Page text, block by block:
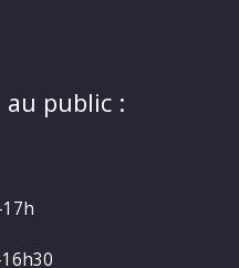
au public :